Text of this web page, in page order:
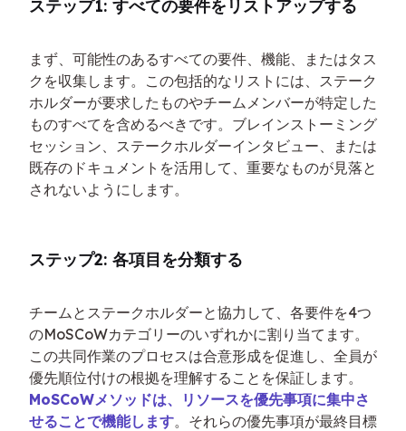
ステップ1: すべての要件をリストアップする
まず、可能性のあるすべての要件、機能、またはタス
クを収集します。この包括的なリストには、ステーク
ホルダーが要求したものやチームメンバーが特定した
ものすべてを含めるべきです。ブレインストーミング
セッション、ステークホルダーインタビュー、または
既存のドキュメントを活用して、重要なものが見落と
されないようにします。
ステップ2: 各項目を分類する
チームとステークホルダーと協力して、各要件を4つ
のMoSCoWカテゴリーのいずれかに割り当てます。
この共同作業のプロセスは合意形成を促進し、全員が
優先順位付けの根拠を理解することを保証します。
MoSCoWメソッドは、リソースを優先事項に集中さ
せることで機能します。それらの優先事項が最終目標